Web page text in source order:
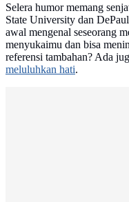
Selera humor memang
State University dan
awal mengenal seseorang
menyukaimu dan bisa
referensi tambahan? Ada
meluluhkan hati.